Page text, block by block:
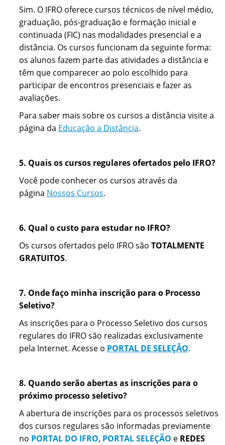
Sim. O IFRO oferece cursos técnicos de nível médio,
graduação, pós-graduação e formação inicial e
continuada (FIC) nas modalidades presencial e a
distância. Os cursos funcionam da seguinte forma:
os alunos fazem parte das atividades a distância e
têm que comparecer ao polo escolhido para
participar de encontros presenciais e fazer as
avaliações.
Para saber mais sobre os cursos a distância visite a
página da Educação a Distância.
5. Quais os cursos regulares ofertados pelo IFRO?
Você pode conhecer os cursos através da
página Nossos Cursos.
6. Qual o custo para estudar no IFRO?
Os cursos ofertados pelo IFRO são TOTALMENTE
GRATUITOS.
7. Onde faço minha inscrição para o Processo
Seletivo?
As inscrições para o Processo Seletivo dos cursos
regulares do IFRO são realizadas exclusivamente
pela Internet. Acesse o PORTAL DE SELEÇÃO.
8. Quando serão abertas as inscrições para o
próximo processo seletivo?
A abertura de inscrições para os processos seletivos
dos cursos regulares são informadas previamente
no PORTAL DO IFRO, PORTAL SELEÇÃO e REDES